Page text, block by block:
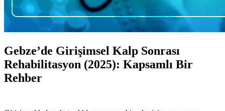
Gebze’de Girişimsel Kalp Sonrası
Rehabilitasyon (2025): Kapsamlı Bir
Rehber